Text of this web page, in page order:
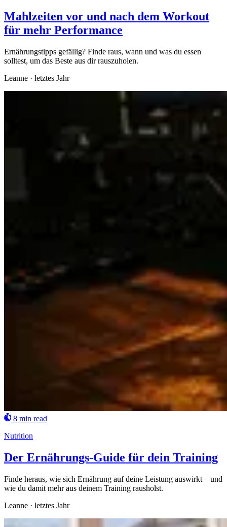
Mahlzeiten vor und nach dem Workout
für mehr Performance
Ernährungstipps gefällig? Finde raus, wann und was du essen
solltest, um das Beste aus dir rauszuholen.
Leanne · letztes Jahr
8 min read
Nutrition
Der Ernährungs-Guide für dein Training
Finde heraus, wie sich Ernährung auf deine Leistung auswirkt – und
wie du damit mehr aus deinem Training rausholst.
Leanne · letztes Jahr